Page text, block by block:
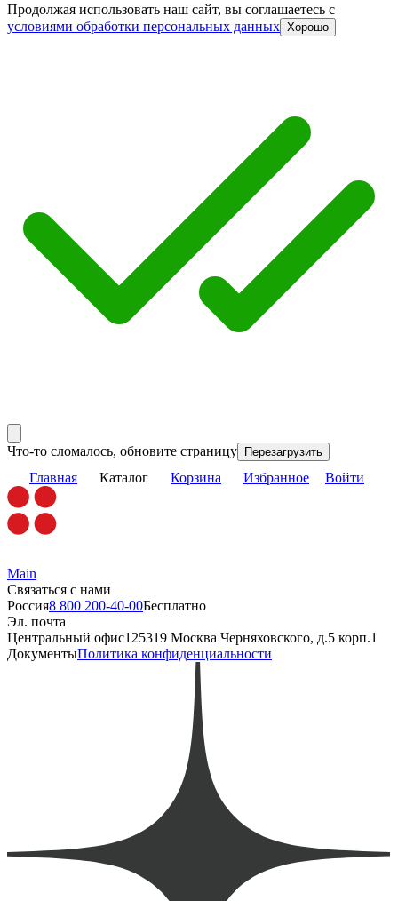
Продолжая использовать наш сайт, вы соглашаетесь c
условиями обработки персональных данных Хорошо
Что-то сломалось, обновите страницу Перезагрузить
Главная Каталог Корзина Избранное Войти
Main
Связаться с нами
Россия8 800 200-40-00Бесплатно
Эл. почта
Центральный офис125319 Москва Черняховского, д.5 корп.1
ДокументыПолитика конфиденциальности